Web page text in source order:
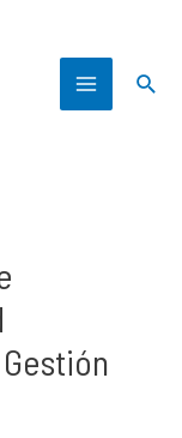
Main